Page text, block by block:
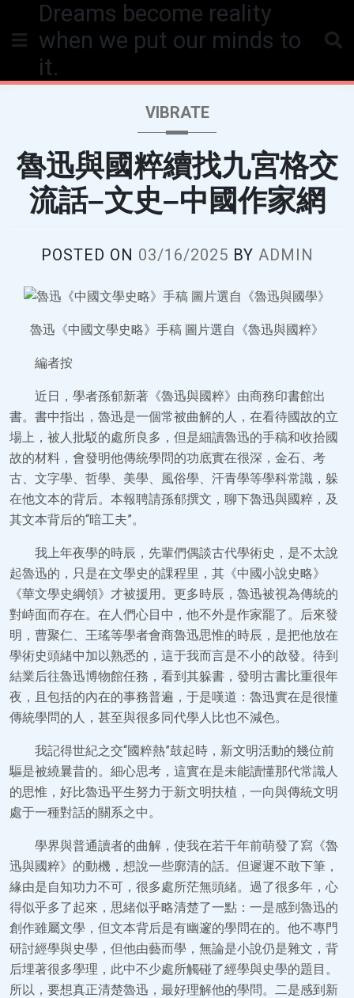
content
Dreams become reality
when we put our minds to
it.
VIBRATE
魯迅與國粹續找九宮格交
流話–文史–中國作家網
POSTED ON 03/16/2025 BY ADMIN
魯迅《中國文學史略》手稿 圖片選自《魯迅與國粹》
編者按
近日，學者孫郁新著《魯迅與國粹》由商務印書館出
書。書中指出，魯迅是一個常被曲解的人，在看待國故的立
場上，被人批駁的處所良多，但是細讀魯迅的手稿和收拾國
故的材料，會發明他傳統學問的功底實在很深，金石、考
古、文字學、哲學、美學、風俗學、汗青學等學科常識，躲
在他文本的背后。本報聘請孫郁撰文，聊下魯迅與國粹，及
其文本背后的“暗工夫”。
我上年夜學的時辰，先輩們偶談古代學術史，是不太說
起魯迅的，只是在文學史的課程里，其《中國小說史略》
《華文學史綱領》才被援用。更多時辰，魯迅被視為傳統的
對峙面而存在。在人們心目中，他不外是作家罷了。后來發
明，曹聚仁、王瑤等學者會商魯迅思惟的時辰，是把他放在
學術史頭緒中加以熟悉的，這于我而言是不小的啟發。待到
結業后往魯迅博物館任務，看到其躲書，發明古書比重很年
夜，且包括的內在的事務普遍，于是嘆道：魯迅實在是很懂
傳統學問的人，甚至與很多同代學人比也不減色。
我記得世紀之交“國粹熱”鼓起時，新文明活動的幾位前
驅是被繞曩昔的。細心思考，這實在是未能讀懂那代常識人
的思惟，好比魯迅平生努力于新文明扶植，一向與傳統文明
處于一種對話的關系之中。
學界與普通讀者的曲解，使我在若干年前萌發了寫《魯
迅與國粹》的動機，想說一些廓清的話。但遲遲不敢下筆，
緣由是自知功力不可，很多處所茫無頭緒。過了很多年，心
得似乎多了起來，思緒似乎略清楚了一點：一是感到魯迅的
創作雖屬文學，但文本背后是有幽邃的學問在的。他不專門
研討經學與史學，但他由藝而學，無論是小說仍是雜文，背
后埋著很多學理，此中不少處所觸碰了經學與史學的題目。
所以，要想真正清楚魯迅，最好理解他的學問。二是感到新